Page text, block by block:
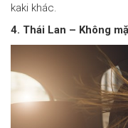
kaki khác.
4. Thái Lan – Không